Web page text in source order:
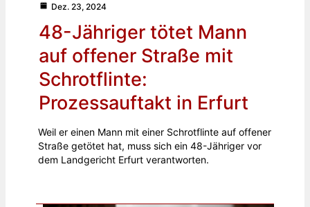
Dez. 23, 2024
48-Jähriger tötet Mann
auf offener Straße mit
Schrotflinte:
Prozessauftakt in Erfurt
Weil er einen Mann mit einer Schrotflinte auf offener
Straße getötet hat, muss sich ein 48-Jähriger vor
dem Landgericht Erfurt verantworten.